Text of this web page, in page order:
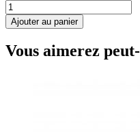
Ajouter au panier
Vous aimerez